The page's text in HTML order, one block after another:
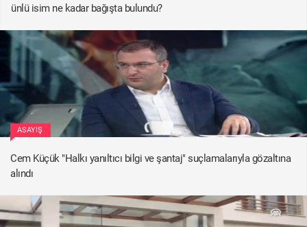
ünlü isim ne kadar bağışta bulundu?
ASAYIŞ
Cem Küçük "Halkı yanıltıcı bilgi ve şantaj" suçlamalarıyla gözaltına
alındı